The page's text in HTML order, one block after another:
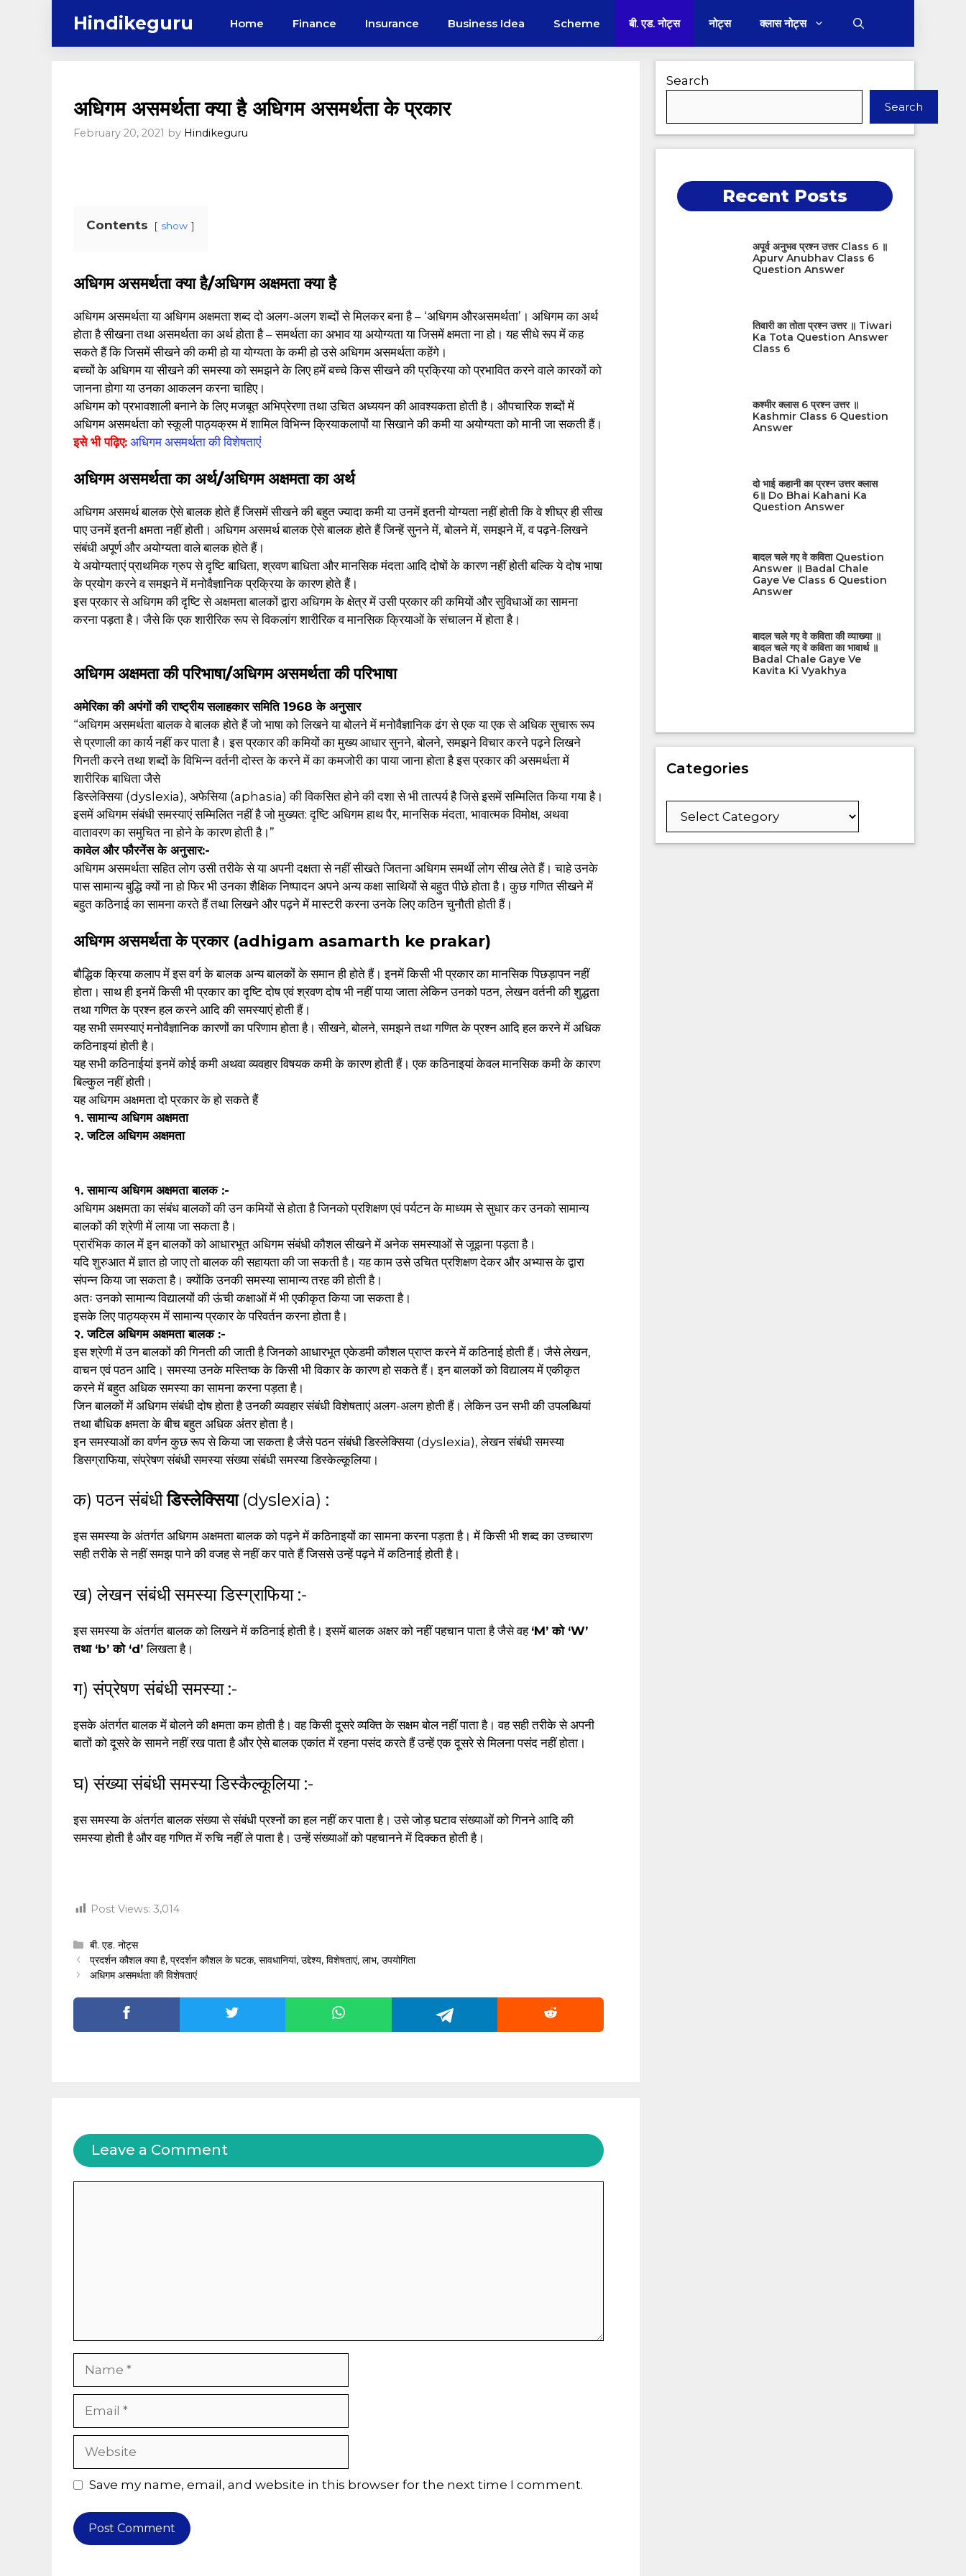
Hindikeguru Home Finance Insurance Business Idea Scheme बी. एड. नोट्स नोट्स क्लास नोट्स
अधिगम असमर्थता क्या है अधिगम असमर्थता के प्रकार
February 20, 2021 by Hindikeguru
Contents show
अधिगम असमर्थता क्या है/अधिगम अक्षमता क्या है
अधिगम असमर्थता या अधिगम अक्षमता शब्द दो अलग-अलग शब्दों से मिलकर बना है – ‘अधिगम औरअसमर्थता’। अधिगम का अर्थ
होता है सीखना तथा असमर्थता का अर्थ होता है – समर्थता का अभाव या अयोग्यता या जिसमें क्षमता ना हो। यह सीधे रूप में कह
सकते हैं कि जिसमें सीखने की कमी हो या योग्यता के कमी हो उसे अधिगम असमर्थता कहेंगे।
बच्चों के अधिगम या सीखने की समस्या को समझने के लिए हमें बच्चे किस सीखने की प्रक्रिया को प्रभावित करने वाले कारकों को
जानना होगा या उनका आकलन करना चाहिए।
अधिगम को प्रभावशाली बनाने के लिए मजबूत अभिप्रेरणा तथा उचित अध्ययन की आवश्यकता होती है। औपचारिक शब्दों में
अधिगम असमर्थता को स्कूली पाठ्यक्रम में शामिल विभिन्न क्रियाकलापों या सिखाने की कमी या अयोग्यता को मानी जा सकती हैं।
इसे भी पढ़िए: अधिगम असमर्थता की विशेषताएं
अधिगम असमर्थता का अर्थ/अधिगम अक्षमता का अर्थ
अधिगम असमर्थ बालक ऐसे बालक होते हैं जिसमें सीखने की बहुत ज्यादा कमी या उनमें इतनी योग्यता नहीं होती कि वे शीघ्र ही सीख
पाए उनमें इतनी क्षमता नहीं होती। अधिगम असमर्थ बालक ऐसे बालक होते हैं जिन्हें सुनने में, बोलने में, समझने में, व पढ़ने-लिखने
संबंधी अपूर्ण और अयोग्यता वाले बालक होते हैं।
ये अयोग्यताएं प्राथमिक ग्रुप से दृष्टि बाधिता, श्रवण बाधिता और मानसिक मंदता आदि दोषों के कारण नहीं होती बल्कि ये दोष भाषा
के प्रयोग करने व समझने में मनोवैज्ञानिक प्रक्रिया के कारण होते हैं।
इस प्रकार से अधिगम की दृष्टि से अक्षमता बालकों द्वारा अधिगम के क्षेत्र में उसी प्रकार की कमियों और सुविधाओं का सामना
करना पड़ता है। जैसे कि एक शारीरिक रूप से विकलांग शारीरिक व मानसिक क्रियाओं के संचालन में होता है।
अधिगम अक्षमता की परिभाषा/अधिगम असमर्थता की परिभाषा
अमेरिका की अपंगों की राष्ट्रीय सलाहकार समिति 1968 के अनुसार
“अधिगम असमर्थता बालक वे बालक होते हैं जो भाषा को लिखने या बोलने में मनोवैज्ञानिक ढंग से एक या एक से अधिक सुचारू रूप
से प्रणाली का कार्य नहीं कर पाता है। इस प्रकार की कमियों का मुख्य आधार सुनने, बोलने, समझने विचार करने पढ़ने लिखने
गिनती करने तथा शब्दों के विभिन्न वर्तनी दोस्त के करने में का कमजोरी का पाया जाना होता है इस प्रकार की असमर्थता में
शारीरिक बाधिता जैसे
डिस्लेक्सिया (dyslexia), अफेसिया (aphasia) की विकसित होने की दशा से भी तात्पर्य है जिसे इसमें सम्मिलित किया गया है।
इसमें अधिगम संबंधी समस्याएं सम्मिलित नहीं है जो मुख्यत: दृष्टि अधिगम हाथ पैर, मानसिक मंदता, भावात्मक विमोक्ष, अथवा
वातावरण का समुचित ना होने के कारण होती है।”
कावेल और फौरनेंस के अनुसार:-
अधिगम असमर्थता सहित लोग उसी तरीके से या अपनी दक्षता से नहीं सीखते जितना अधिगम समर्थी लोग सीख लेते हैं। चाहे उनके
पास सामान्य बुद्धि क्यों ना हो फिर भी उनका शैक्षिक निष्पादन अपने अन्य कक्षा साथियों से बहुत पीछे होता है। कुछ गणित सीखने में
बहुत कठिनाई का सामना करते हैं तथा लिखने और पढ़ने में मास्टरी करना उनके लिए कठिन चुनौती होती हैं।
अधिगम असमर्थता के प्रकार (adhigam asamarth ke prakar)
बौद्धिक क्रिया कलाप में इस वर्ग के बालक अन्य बालकों के समान ही होते हैं। इनमें किसी भी प्रकार का मानसिक पिछड़ापन नहीं
होता। साथ ही इनमें किसी भी प्रकार का दृष्टि दोष एवं श्रवण दोष भी नहीं पाया जाता लेकिन उनको पठन, लेखन वर्तनी की शुद्धता
तथा गणित के प्रश्न हल करने आदि की समस्याएं होती हैं।
यह सभी समस्याएं मनोवैज्ञानिक कारणों का परिणाम होता है। सीखने, बोलने, समझने तथा गणित के प्रश्न आदि हल करने में अधिक
कठिनाइयां होती है।
यह सभी कठिनाईयां इनमें कोई कमी अथवा व्यवहार विषयक कमी के कारण होती हैं। एक कठिनाइयां केवल मानसिक कमी के कारण
बिल्कुल नहीं होती।
यह अधिगम अक्षमता दो प्रकार के हो सकते हैं
१. सामान्य अधिगम अक्षमता
२. जटिल अधिगम अक्षमता
१. सामान्य अधिगम अक्षमता बालक :-
अधिगम अक्षमता का संबंध बालकों की उन कमियों से होता है जिनको प्रशिक्षण एवं पर्यटन के माध्यम से सुधार कर उनको सामान्य
बालकों की श्रेणी में लाया जा सकता है।
प्रारंभिक काल में इन बालकों को आधारभूत अधिगम संबंधी कौशल सीखने में अनेक समस्याओं से जूझना पड़ता है।
यदि शुरुआत में ज्ञात हो जाए तो बालक की सहायता की जा सकती है। यह काम उसे उचित प्रशिक्षण देकर और अभ्यास के द्वारा
संपन्न किया जा सकता है। क्योंकि उनकी समस्या सामान्य तरह की होती है।
अतः उनको सामान्य विद्यालयों की ऊंची कक्षाओं में भी एकीकृत किया जा सकता है।
इसके लिए पाठ्यक्रम में सामान्य प्रकार के परिवर्तन करना होता है।
२. जटिल अधिगम अक्षमता बालक :-
इस श्रेणी में उन बालकों की गिनती की जाती है जिनको आधारभूत एकेडमी कौशल प्राप्त करने में कठिनाई होती हैं। जैसे लेखन,
वाचन एवं पठन आदि। समस्या उनके मस्तिष्क के किसी भी विकार के कारण हो सकते हैं। इन बालकों को विद्यालय में एकीकृत
करने में बहुत अधिक समस्या का सामना करना पड़ता है।
जिन बालकों में अधिगम संबंधी दोष होता है उनकी व्यवहार संबंधी विशेषताएं अलग-अलग होती हैं। लेकिन उन सभी की उपलब्धियां
तथा बौधिक क्षमता के बीच बहुत अधिक अंतर होता है।
इन समस्याओं का वर्णन कुछ रूप से किया जा सकता है जैसे पठन संबंधी डिस्लेक्सिया (dyslexia), लेखन संबंधी समस्या
डिसग्राफिया, संप्रेषण संबंधी समस्या संख्या संबंधी समस्या डिस्केल्कूलिया।
क) पठन संबंधीडिस्लेक्सिया(dyslexia) :
इस समस्या के अंतर्गत अधिगम अक्षमता बालक को पढ़ने में कठिनाइयों का सामना करना पड़ता है। में किसी भी शब्द का उच्चारण
सही तरीके से नहीं समझ पाने की वजह से नहीं कर पाते हैं जिससे उन्हें पढ़ने में कठिनाई होती है।
ख) लेखन संबंधी समस्या डिस्ग्राफिया :-
इस समस्या के अंतर्गत बालक को लिखने में कठिनाई होती है। इसमें बालक अक्षर को नहीं पहचान पाता है जैसे वह ‘M’ को ‘W’
तथा ‘b’ को ‘d’लिखता है।
ग) संप्रेषण संबंधी समस्या :-
इसके अंतर्गत बालक में बोलने की क्षमता कम होती है। वह किसी दूसरे व्यक्ति के सक्षम बोल नहीं पाता है। वह सही तरीके से अपनी
बातों को दूसरे के सामने नहीं रख पाता है और ऐसे बालक एकांत में रहना पसंद करते हैं उन्हें एक दूसरे से मिलना पसंद नहीं होता।
घ) संख्या संबंधी समस्या डिस्कैल्कूलिया :-
इस समस्या के अंतर्गत बालक संख्या से संबंधी प्रश्नों का हल नहीं कर पाता है। उसे जोड़ घटाव संख्याओं को गिनने आदि की
समस्या होती है और वह गणित में रुचि नहीं ले पाता है। उन्हें संख्याओं को पहचानने में दिक्कत होती है।
Post Views: 3,014
Categories
बी. एड. नोट्स
प्रदर्शन कौशल क्या है, प्रदर्शन कौशल के घटक, सावधानियां, उद्देश्य, विशेषताएं, लाभ, उपयोगिता
अधिगम असमर्थता की विशेषताएं
Leave a Comment
Save my name, email, and website in this browser for the next time I comment.
Search
Search
Recent Posts
अपूर्व अनुभव प्रश्न उत्तर Class 6 ॥
Apurv Anubhav Class 6
Question Answer
तिवारी का तोता प्रश्न उत्तर ॥ Tiwari
Ka Tota Question Answer
Class 6
कश्मीर क्लास 6 प्रश्न उत्तर ॥
Kashmir Class 6 Question
Answer
दो भाई कहानी का प्रश्न उत्तर क्लास
6॥ Do Bhai Kahani Ka
Question Answer
बादल चले गए वे कविता Question
Answer ॥ Badal Chale
Gaye Ve Class 6 Question
Answer
बादल चले गए वे कविता की व्याख्या ॥
बादल चले गए वे कविता का भावार्थ ॥
Badal Chale Gaye Ve
Kavita Ki Vyakhya
Categories
Categories